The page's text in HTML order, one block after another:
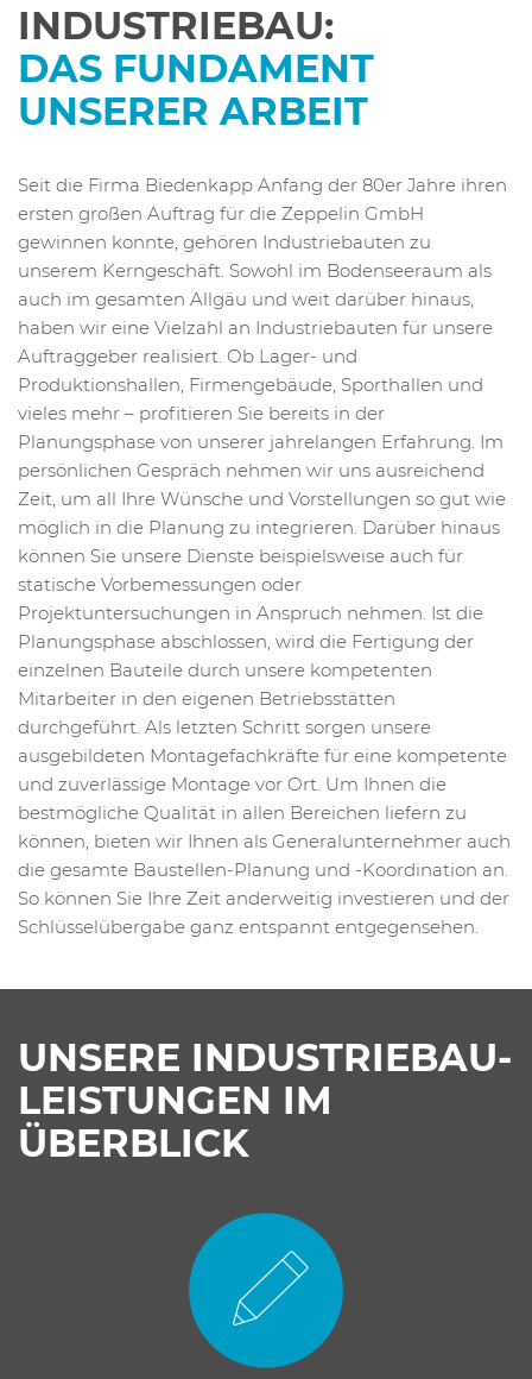
INDUSTRIEBAU:
DAS FUNDAMENT
UNSERER ARBEIT
Seit die Firma Biedenkapp Anfang der 80er Jahre ihren
ersten großen Auftrag für die Zeppelin GmbH
gewinnen konnte, gehören Industriebauten zu
unserem Kerngeschäft. Sowohl im Bodenseeraum als
auch im gesamten Allgäu und weit darüber hinaus,
haben wir eine Vielzahl an Industriebauten für unsere
Auftraggeber realisiert. Ob Lager- und
Produktionshallen, Firmengebäude, Sporthallen und
vieles mehr – profitieren Sie bereits in der
Planungsphase von unserer jahrelangen Erfahrung. Im
persönlichen Gespräch nehmen wir uns ausreichend
Zeit, um all Ihre Wünsche und Vorstellungen so gut wie
möglich in die Planung zu integrieren. Darüber hinaus
können Sie unsere Dienste beispielsweise auch für
statische Vorbemessungen oder
Projektuntersuchungen in Anspruch nehmen. Ist die
Planungsphase abschlossen, wird die Fertigung der
einzelnen Bauteile durch unsere kompetenten
Mitarbeiter in den eigenen Betriebsstätten
durchgeführt. Als letzten Schritt sorgen unsere
ausgebildeten Montagefachkräfte für eine kompetente
und zuverlässige Montage vor Ort. Um Ihnen die
bestmögliche Qualität in allen Bereichen liefern zu
können, bieten wir Ihnen als Generalunternehmer auch
die gesamte Baustellen-Planung und -Koordination an.
So können Sie Ihre Zeit anderweitig investieren und der
Schlüsselübergabe ganz entspannt entgegensehen.
UNSERE INDUSTRIEBAU-
LEISTUNGEN IM
ÜBERBLICK